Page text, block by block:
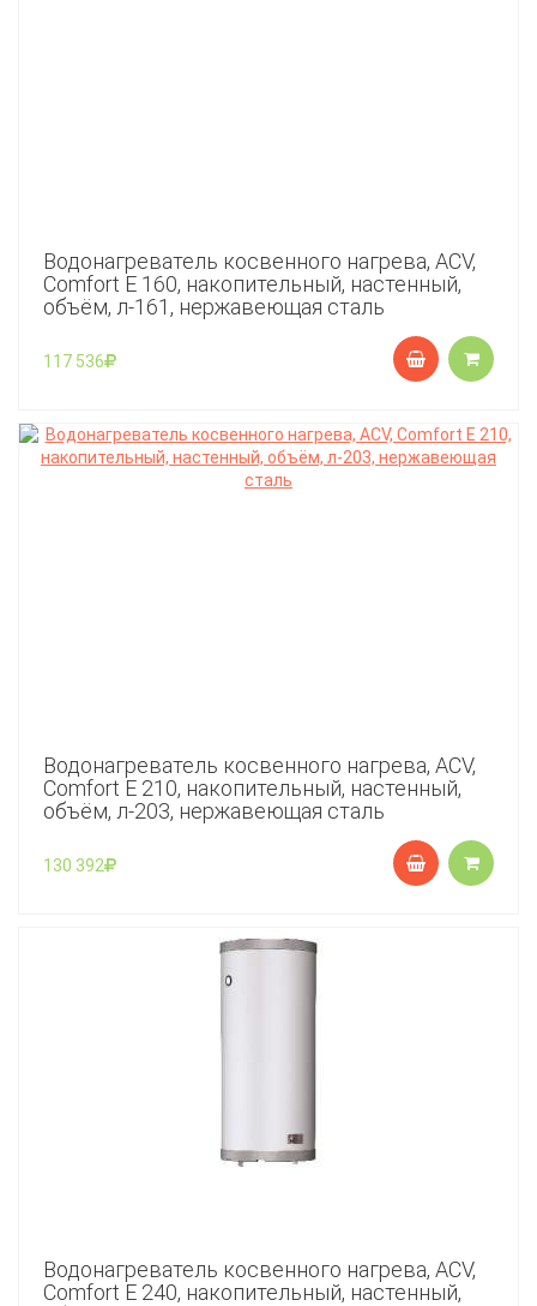
Водонагреватель косвенного нагрева, ACV,
Comfort E 160, накопительный, настенный,
объём, л-161, нержавеющая сталь
117 536
Водонагреватель косвенного нагрева, ACV,
Comfort E 210, накопительный, настенный,
объём, л-203, нержавеющая сталь
130 392
Водонагреватель косвенного нагрева, ACV,
Comfort E 240, накопительный, настенный,